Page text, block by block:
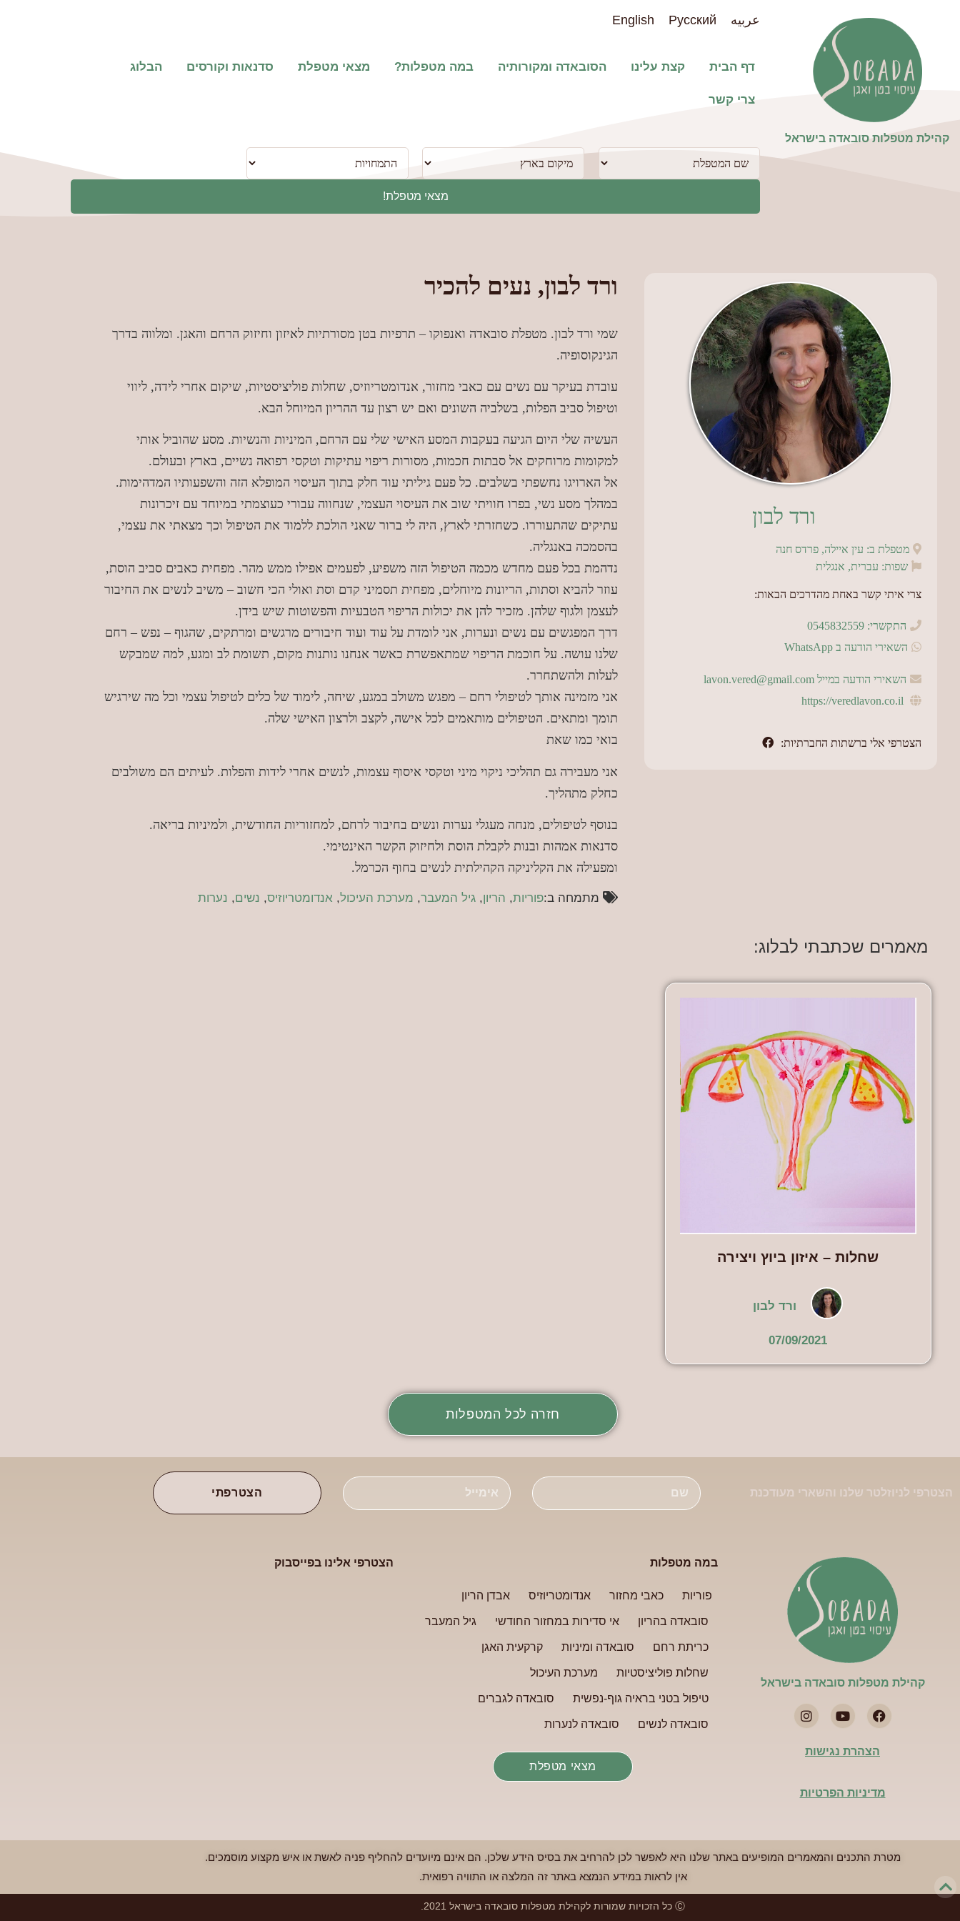
קהילת מטפלות סובאדה בישראל​
عربيه Pусский
English
דף הבית קצת עלינו הסובאדה ומקורותיה במה מטפלות? מצאי מטפלת סדנאות וקורסים הבלוג
צרי קשר
למטפלות
מצאי מטפלת!
ורד לבון
מטפלת ב: עין איילה, פרדס חנה
שפות: עברית, אנגלית
צרי איתי קשר באחת מהדרכים הבאות:
התקשרי: 0545832559
השאירי הודעה ב WhatsApp
השאירי הודעה במייל lavon.vered@gmail.com
הצטרפי אלי ברשתות החברתיות:
ורד לבון, נעים להכיר
שמי ורד לבון. מטפלת סובאדה ואנפוקו – תרפיות בטן מסורתיות לאיזון וחיזוק הרחם והאגן. ומלווה בדרך
הגינקוסופיה.
עובדת בעיקר עם נשים עם כאבי מחזור, אנדומטריוזיס, שחלות פוליציסטיות, שיקום אחרי לידה, ליווי
וטיפול סביב הפלות, בשלביה השונים ואם יש רצון עד ההריון המיוחל הבא.
העשיה שלי היום הגיעה בעקבות המסע האישי שלי עם הרחם, המיניות והנשיות. מסע שהוביל אותי
למקומות מרוחקים אל סבתות חכמות, מסורות ריפוי עתיקות וטקסי רפואה נשיים, בארץ ובעולם.
אל הארויגו נחשפתי בשלבים. כל פעם גיליתי עוד חלק בתוך העיסוי המופלא הזה והשפעותיו המדהימות.
במהלך מסע נשי, בפרו חוויתי שוב את העיסוי העצמי, שנחווה עבורי כעוצמתי במיוחד עם זיכרונות
עתיקים שהתעוררו. כשחזרתי לארץ, היה לי ברור שאני הולכת ללמוד את הטיפול וכך מצאתי את עצמי,
בהסמכה באנגליה.
נדהמת בכל פעם מחדש מכמה הטיפול הזה משפיע, לפעמים אפילו ממש מהר. מפחית כאבים סביב הוסת,
עוזר להביא וסתות, הריונות מיוחלים, מפחית תסמיני קדם וסת ואולי הכי חשוב – משיב לנשים את החיבור
לעצמן ולגוף שלהן. מזכיר להן את יכולות הריפוי הטבעיות והפשוטות שיש בידן.
דרך המפגשים עם נשים ונערות, אני לומדת על עוד ועוד חיבורים מרגשים ומרתקים, שהגוף – נפש – רחם
שלנו עושה. על חוכמת הריפוי שמתאפשרת כאשר אנחנו נותנות מקום, תשומת לב ומגע, למה שמבקש
לעלות ולהשתחרר.
אני מזמינה אותך לטיפולי רחם – מפגש משולב במגע, שיחה, לימוד של כלים לטיפול עצמי וכל מה שירגיש
תומך ומתאים. הטיפולים מותאמים לכל אישה, לקצב ולרצון האישי שלה.
בואי כמו שאת
אני מעבירה גם תהליכי ניקוי מיני וטקסי איסוף עצמות, לנשים אחרי לידות והפלות. לעיתים הם משולבים
כחלק מתהליך.
בנוסף לטיפולים, מנחה מעגלי נערות ונשים בחיבור לרחם, למחזוריות החודשית, ולמיניות בריאה.
סדנאות אמהות ובנות לקבלת הוסת ולחיזוק הקשר האינטימי.
ומפעילה את הקליניקה הקהילתית לנשים בחוף הכרמל.
מתמחה ב:פוריות, הריון, גיל המעבר, מערכת העיכול, אנדומטריוזיס, נשים, נערות
מאמרים שכתבתי לבלוג:
שחלות – איזון ביוץ ויצירה
ורד לבון
07/09/2021
חזרה לכל המטפלות
הצטרפי לניוזלטר שלנו והשארי מעודכנת הצטרפתי
קהילת מטפלות סובאדה בישראל​
הצהרת נגישות
מדיניות הפרטיות
במה מטפלות
פוריות כאבי מחזור אנדומטריוזיס אבדן הריון
סובאדה בהריון אי סדירות במחזור החודשי גיל המעבר
כריתת רחם סובאדה ומיניות קרקעית האגן
שחלות פוליציסטיות מערכת העיכול
טיפול בטני בראיה גוף-נפשית סובאדה לגברים
סובאדה לנשים סובאדה לנערות
מצאי מטפלת
הצטרפי אלינו בפייסבוק
מטרת התכנים והמאמרים המופיעים באתר שלנו היא לאפשר לכן להרחיב את בסיס הידע שלכן. הם אינם מיועדים להחליף פניה לאשת או איש מקצוע מוסמכים.
אין לראות במידע הנמצא באתר זה המלצה או התוויה רפואית.
Ⓒ כל הזכויות שמורות לקהילת מטפלות סובאדה בישראל 2021.